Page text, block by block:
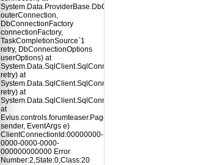
outerConnection,
DbConnectionFactory
connectionFactory,
TaskCompletionSource`1
retry, DbConnectionOptions
userOptions) at
retry) at
retry) at
System.Data.SqlClient.SqlConnection.Open()
at
Evius.controls.forumteaser.Page_Load(Object
sender, EventArgs e)
ClientConnectionId:00000000-
0000-0000-0000-
000000000000 Error
Number:2,State:0,Class:20